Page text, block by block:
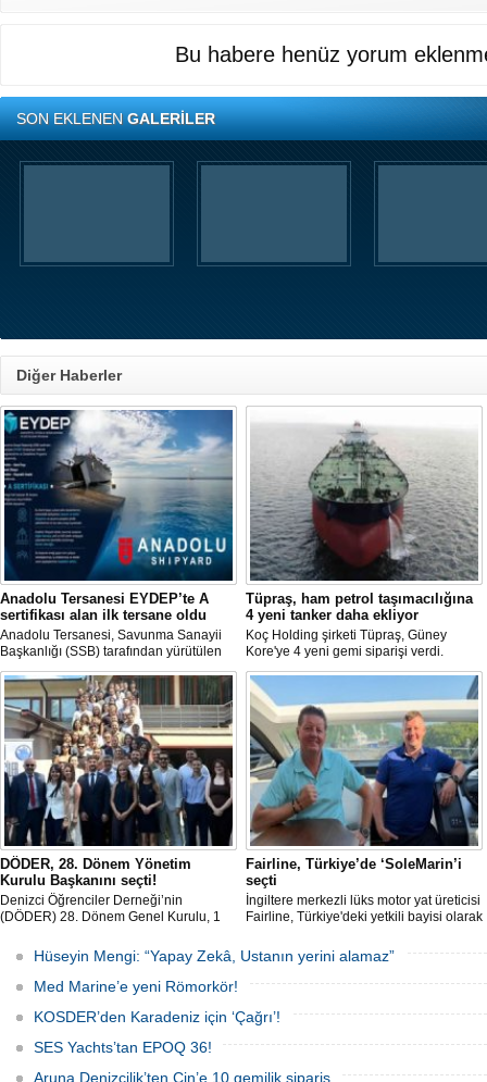
Bu habere henüz yorum
SON EKLENENGALERİLER
Diğer Haberler
Anadolu Tersanesi EYDEP’te A
sertifikası alan ilk tersane oldu
Anadolu Tersanesi, Savunma Sanayii
Başkanlığı (SSB) tarafından yürütülen
Endüstriyel Yetkinlik Değerlendirme ve
Destekleme Programı
(EYDEP)kapsamında, A Sertifikası
almaya hak kazanan ilk tersane oldu.
Tüpraş, ham petrol taşımacılığına
4 yeni tanker daha ekliyor
Koç Holding şirketi Tüpraş, Güney
Kore'ye 4 yeni gemi siparişi verdi.
Toplam yatırım tutarı 370 milyon doları
aşan, her biri yaklaşık 157.000 DWT
taşıma kapasitesine sahip tankerlerin
2029 yılı içerisinde teslim alınması
planlanıyor.
DÖDER, 28. Dönem Yönetim
Kurulu Başkanını seçti!
Denizci Öğrenciler Derneği’nin
(DÖDER) 28. Dönem Genel Kurulu, 1
Sanayicileri Birliği (GİSBİR) ev
sahipliğinde gerçekleştirildi.
Fairline, Türkiye’de ‘SoleMarin’i
seçti
İngiltere merkezli lüks motor yat üreticisi
Fairline, Türkiye'deki yetkili bayisi olarak
Hüseyin Mengi: “Yapay Zekâ, Ustanın yerini alamaz”
Med Marine’e yeni Römorkör!
KOSDER’den Karadeniz için ‘Çağrı’!
SES Yachts’tan EPOQ 36!
Aruna Denizcilik’ten Çin’e 10 gemilik sipariş